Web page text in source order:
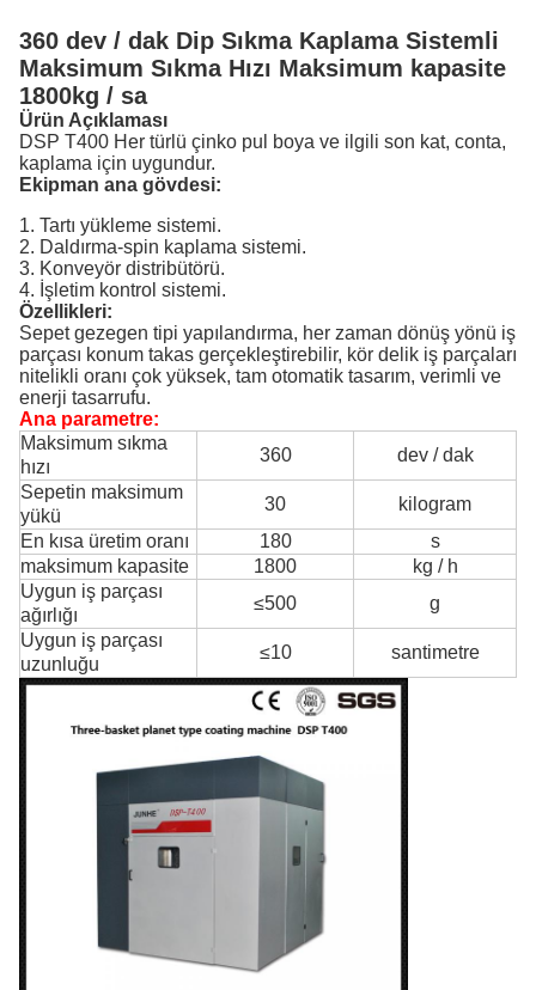
360 dev / dak Dip Sıkma Kaplama Sistemli
Maksimum Sıkma Hızı Maksimum kapasite
1800kg / sa
Ürün Açıklaması
DSP T400 Her türlü çinko pul boya ve ilgili son kat, conta,
kaplama için uygundur.
Ekipman ana gövdesi:
1. Tartı yükleme sistemi.
2. Daldırma-spin kaplama sistemi.
3. Konveyör distribütörü.
4. İşletim kontrol sistemi.
Özellikleri:
Sepet gezegen tipi yapılandırma, her zaman dönüş yönü iş
parçası konum takas gerçekleştirebilir, kör delik iş parçaları
nitelikli oranı çok yüksek, tam otomatik tasarım, verimli ve
enerji tasarrufu.
Ana parametre:
Maksimum sıkma
hızı
360
dev / dak
Sepetin maksimum
yükü
30
kilogram
En kısa üretim oranı
180
s
maksimum kapasite
1800
kg / h
Uygun iş parçası
ağırlığı
≤500
g
Uygun iş parçası
uzunluğu
≤10 santimetre